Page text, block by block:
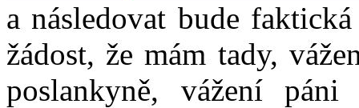
a následovat bude
žádost, že mám tady,
poslankyně, vážení